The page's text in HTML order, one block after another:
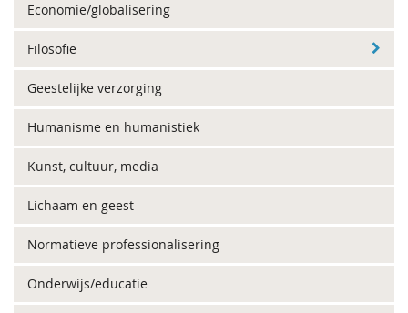
Economie/globalisering
Filosofie
Geestelijke verzorging
Humanisme en humanistiek
Kunst, cultuur, media
Lichaam en geest
Normatieve professionalisering
Onderwijs/educatie